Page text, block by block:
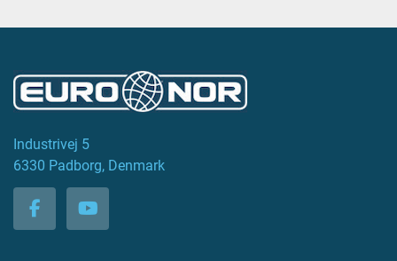
Industrivej 5
6330 Padborg, Denmark
facebookyoutube